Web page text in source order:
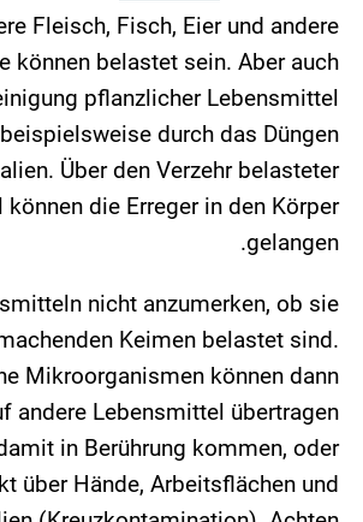
Fleisch, Fisch, Eier und andere
können belastet sein. Aber auch
pflanzlicher Lebensmittel
durch das Düngen
Über den Verzehr belasteter
die Erreger in den Körper
gelangen.
nicht anzumerken, ob sie
Keimen belastet sind.
Mikroorganismen können dann
andere Lebensmittel übertragen
in Berührung kommen, oder
über Hände, Arbeitsflächen und